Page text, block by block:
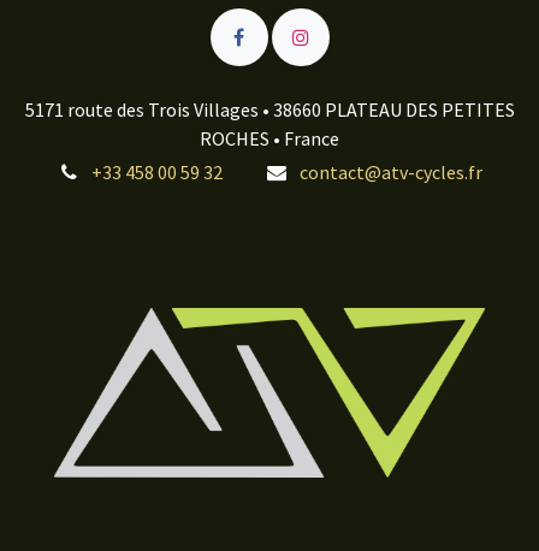
5171 route des Trois Villages • 38660 PLATEAU DES PETITES
ROCHES • France
+33 458 00 59 32
contact@atv-cycles.fr